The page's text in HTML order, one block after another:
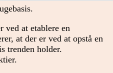
ved at etablere en
at der er ved at opstå en
trenden holder.